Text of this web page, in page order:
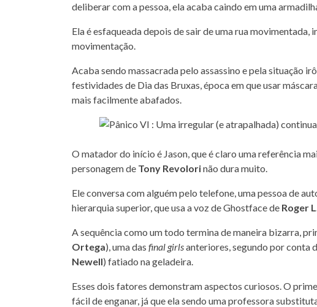
deliberar com a pessoa, ela acaba caindo em uma
Ela é esfaqueada depois de sair de uma rua movimentada,
movimentação.
Acaba sendo massacrada pelo assassino e pela situação
festividades de Dia das Bruxas, época em que usar
mais facilmente abafados.
O matador do início é Jason, que é claro uma referência
personagem de Tony Revolorinão dura muito.
Ele conversa com alguém pelo telefone, uma pessoa de
hierarquia superior, que usa a voz de Ghostface de Roger
A sequência como um todo termina de maneira bizarra,
Ortega), uma das final girlsanteriores, segundo por conta
Newell) fatiado na geladeira.
Esses dois fatores demonstram aspectos curiosos. O
fácil de enganar, já que ela sendo uma professora